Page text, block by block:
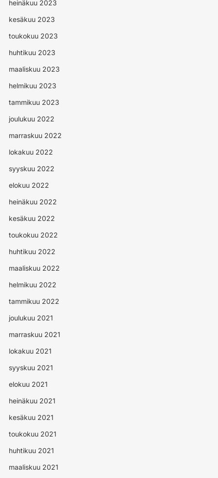
heinäkuu 2023
kesäkuu 2023
toukokuu 2023
huhtikuu 2023
maaliskuu 2023
helmikuu 2023
tammikuu 2023
joulukuu 2022
marraskuu 2022
lokakuu 2022
syyskuu 2022
elokuu 2022
heinäkuu 2022
kesäkuu 2022
toukokuu 2022
huhtikuu 2022
maaliskuu 2022
helmikuu 2022
tammikuu 2022
joulukuu 2021
marraskuu 2021
lokakuu 2021
syyskuu 2021
elokuu 2021
heinäkuu 2021
kesäkuu 2021
toukokuu 2021
huhtikuu 2021
maaliskuu 2021